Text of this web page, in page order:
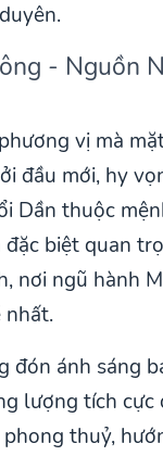
- Nguồn
vị mà
đầu mới, hy
Dần thuộc
biệt quan
nơi ngũ hành
nhất.
đón ánh sáng
lượng tích cực
thuỷ,